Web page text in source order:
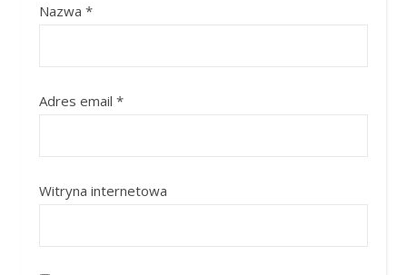
Nazwa *
Adres email *
Witryna internetowa